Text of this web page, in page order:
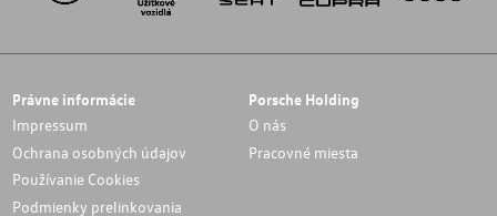
Právne informácie
Impressum
Ochrana osobných údajov
Používanie Cookies
Podmienky prelinkovania
Porsche Holding
O nás
Pracovné miesta